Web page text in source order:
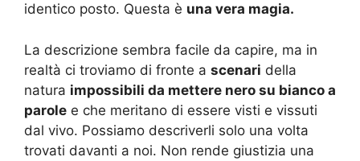
identico posto. Questa è una vera magia.
La descrizione sembra facile da capire, ma in
realtà ci troviamo di fronte a scenari della
natura impossibili da mettere nero su bianco a
parole e che meritano di essere visti e vissuti
dal vivo. Possiamo descriverli solo una volta
trovati davanti a noi. Non rende giustizia una